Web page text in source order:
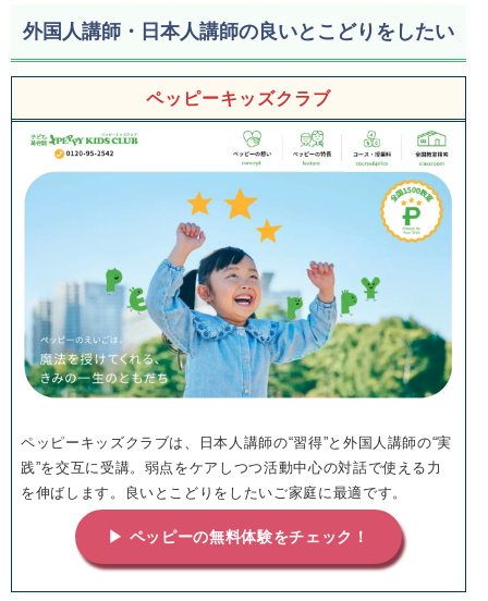
外国人講師・日本人講師の良いとこどりをしたい
ペッピーキッズクラブ
ペッピーキッズクラブは、日本人講師の“習得”と外国人講師の“実
践”を交互に受講。弱点をケアしつつ活動中心の対話で使える力
を伸ばします。良いとこどりをしたいご家庭に最適です。
▶ ペッピーの無料体験をチェック！